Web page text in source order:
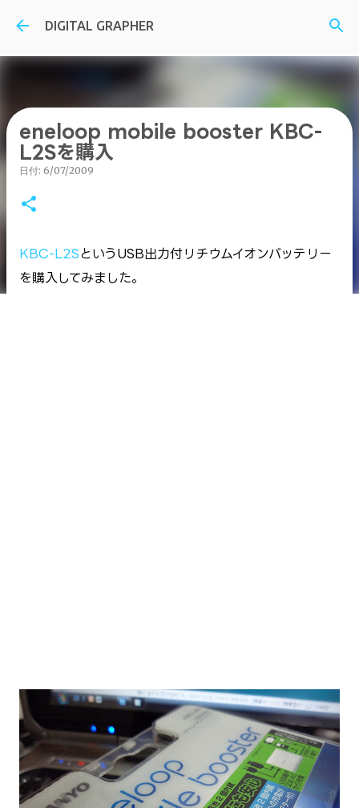
スキップしてメイン コンテンツに移動
DIGITAL GRAPHER
eneloop mobile booster KBC-
L2Sを購入
日付: 6/07/2009
KBC-L2SというUSB出力付リチウムイオンバッテリー
を購入してみました。